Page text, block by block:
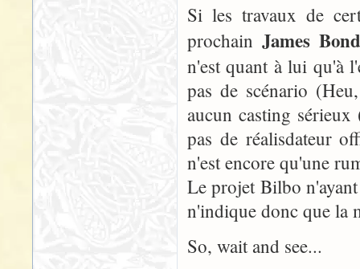
Si les travaux de
prochain James Bond
n'est quant à lui qu'à
pas de scénario
aucun casting
pas de réalisdateur
n'est encore qu'une
Le projet Bilbo
n'indique donc que la
So, wait and see...